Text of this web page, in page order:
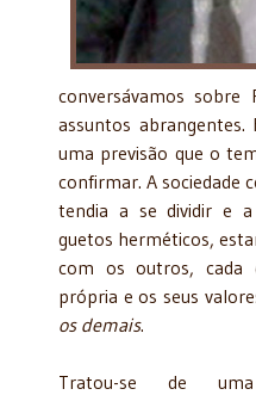
conversávamos sobre
assuntos
uma previsão que o
confirmar. A sociedade
tendia a se dividir e
guetos herméticos,
com os outros, cada
própria e os seus
os demais.
Tratou-se de